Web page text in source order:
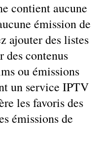
contient aucune
émission de
ajouter des listes
des contenus
ou émissions
un service IPTV
les favoris des
émissions de